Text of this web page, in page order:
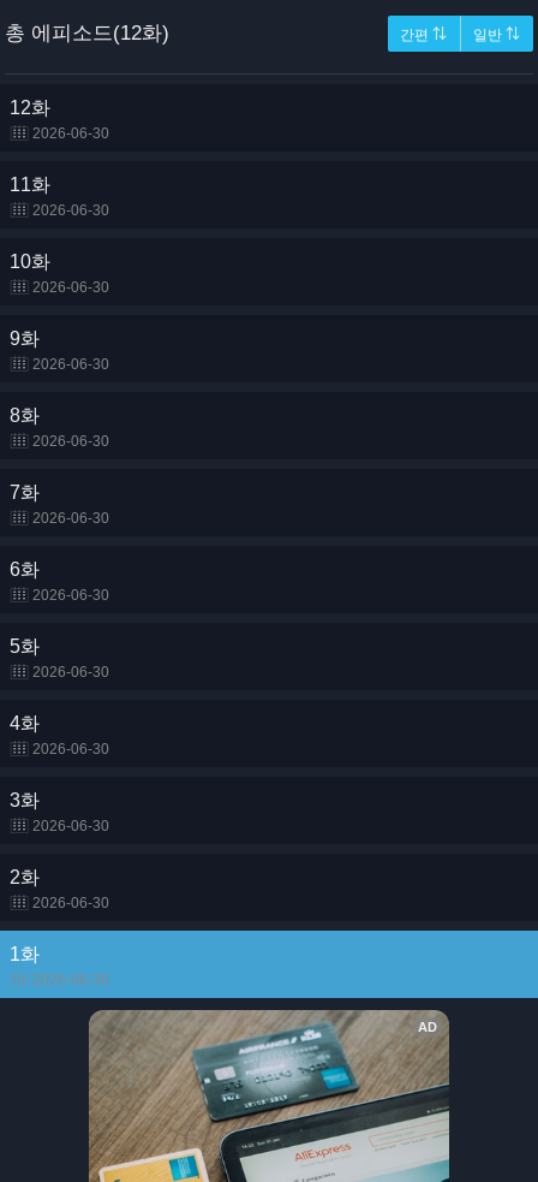
총 에피소드(12화) 간편 ⇅ 일반 ⇅
12화
2026-06-30
11화
2026-06-30
10화
2026-06-30
9화
2026-06-30
8화
2026-06-30
7화
2026-06-30
6화
2026-06-30
5화
2026-06-30
4화
2026-06-30
3화
2026-06-30
2화
2026-06-30
1화
2026-06-30